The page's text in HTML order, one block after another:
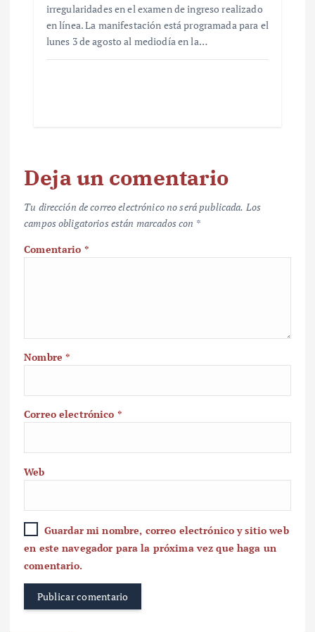
irregularidades en el examen de ingreso realizado
en línea. La manifestación está programada para el
lunes 3 de agosto al mediodía en la…
Deja un comentario
Tu dirección de correo electrónico no será publicada. Los
campos obligatorios están marcados con *
Comentario *
Nombre*
Correo electrónico *
Web
Guardar mi nombre, correo electrónico y sitio web
en este navegador para la próxima vez que haga un
comentario.